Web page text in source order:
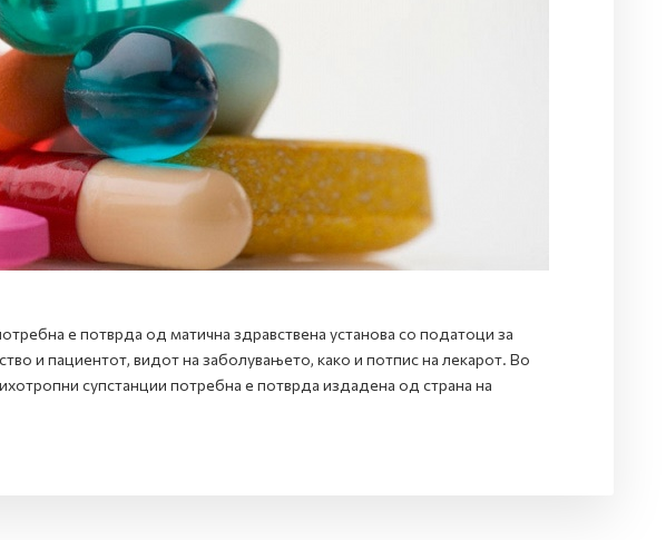
е потврда од матична здравствена установа со податоци за
и пациентот, видот на заболувањето, како и потпис на лекарот. Во
супстанции потребна е потврда издадена од страна на